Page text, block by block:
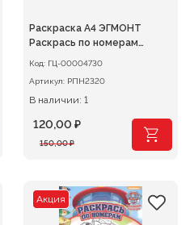
Раскраска А4 ЭГМОНТ
Раскрась по номерам
Код: ГЦ-00004730
Артикул: РПН2320
В наличии: 1
150,00₽
Первоначальная
150,00 ₽.
120,00 ₽
Текущая
Акция